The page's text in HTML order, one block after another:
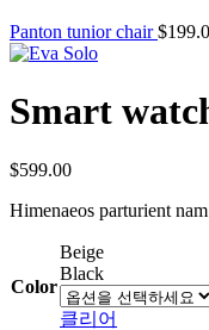
Panton tunior chair$
Smart
$599.00
Himenaeos parturient
Color
Beige
Black
클리어